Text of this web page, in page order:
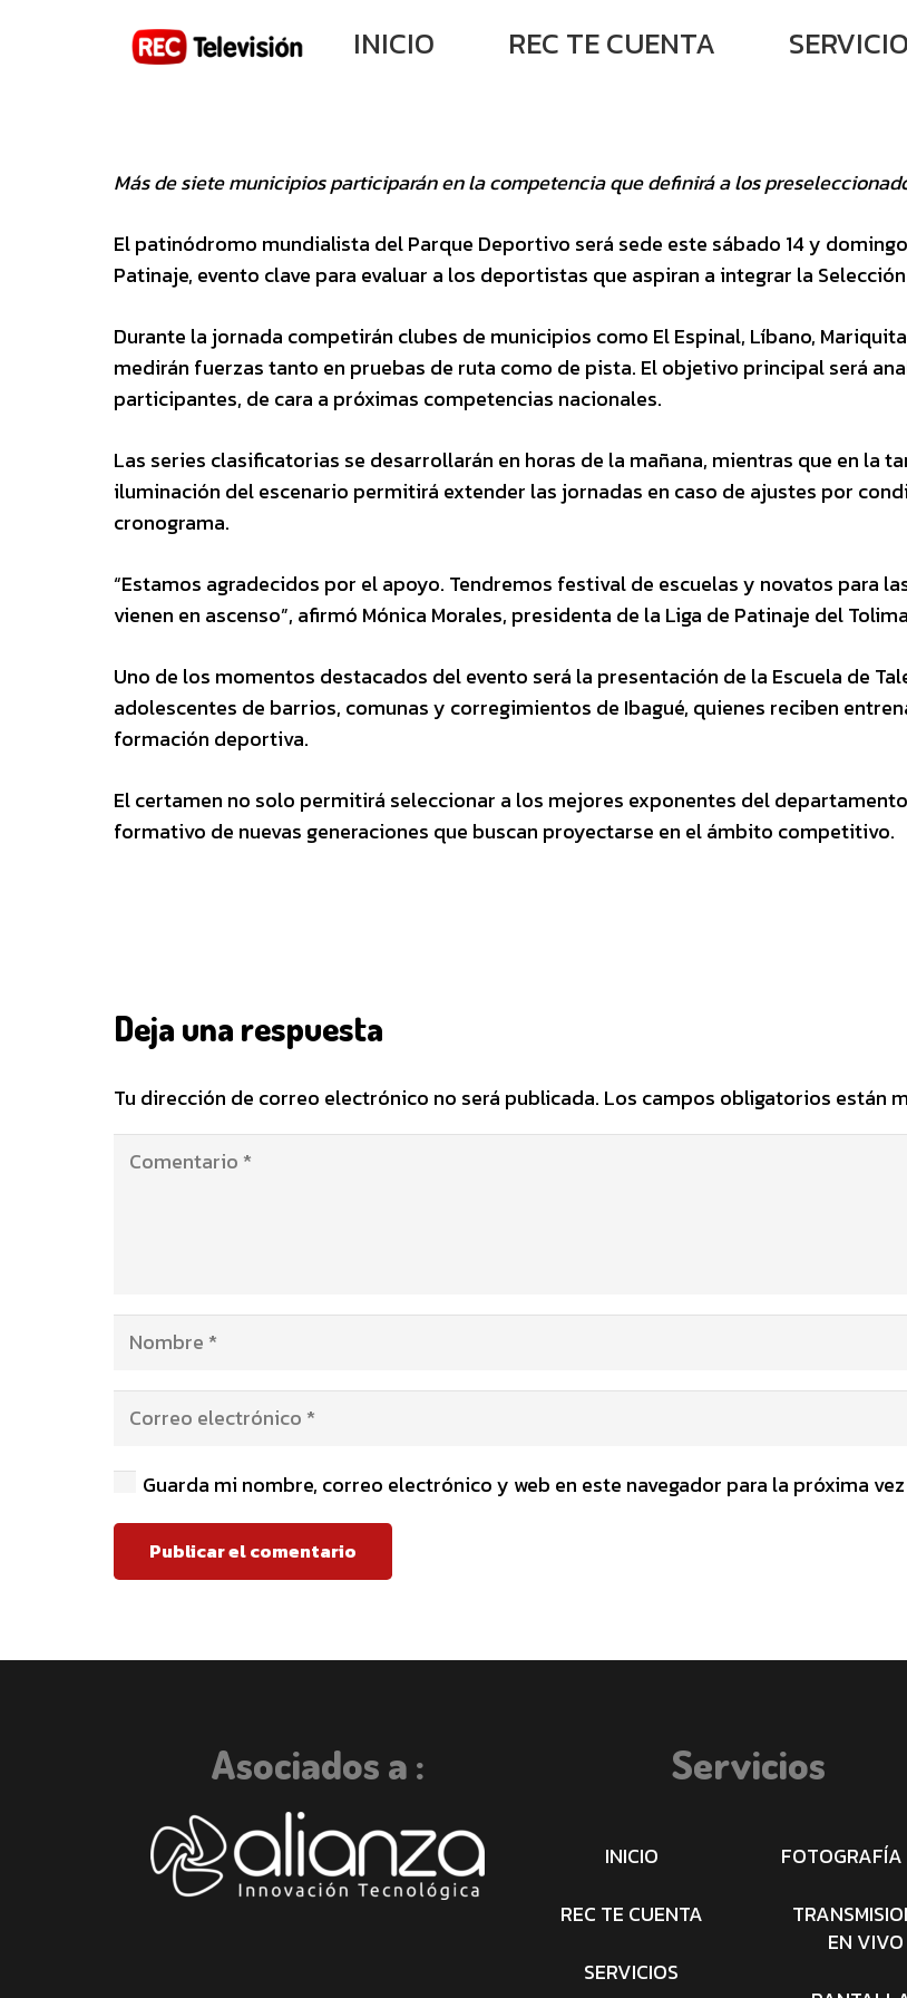
INICIO REC TE CUENTA
Más de siete municipios participarán en la competencia que definirá a los
El patinódromo mundialista del Parque Deportivo será sede este sábado 14 y
Patinaje, evento clave para evaluar a los deportistas que aspiran a integrar la
Durante la jornada competirán clubes de municipios como El Espinal, Líbano,
medirán fuerzas tanto en pruebas de ruta como de pista. El objetivo principal será
participantes, de cara a próximas competencias nacionales.
Las series clasificatorias se desarrollarán en horas de la mañana, mientras que en la
iluminación del escenario permitirá extender las jornadas en caso de ajustes por
cronograma.
“Estamos agradecidos por el apoyo. Tendremos festival de escuelas y novatos para
vienen en ascenso”, afirmó Mónica Morales, presidenta de la Liga de Patinaje del
Uno de los momentos destacados del evento será la presentación de la Escuela de
adolescentes de barrios, comunas y corregimientos de Ibagué, quienes reciben
formación deportiva.
El certamen no solo permitirá seleccionar a los mejores exponentes del
formativo de nuevas generaciones que buscan proyectarse en el ámbito competitivo.
Deja una respuesta
Tu dirección de correo electrónico no será publicada. Los campos obligatorios están
Guarda mi nombre, correo electrónico y web en este navegador para la próxima
Publicar el comentario
Asociados a : Servicios
INICIO
REC TE CUENTA
SERVICIOS
EN VIVO